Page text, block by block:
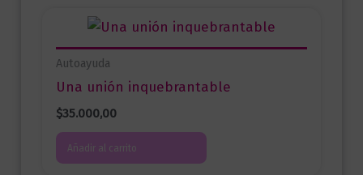
Autoayuda
Una unión inquebrantable
$35.000,00
Añadir al carrito